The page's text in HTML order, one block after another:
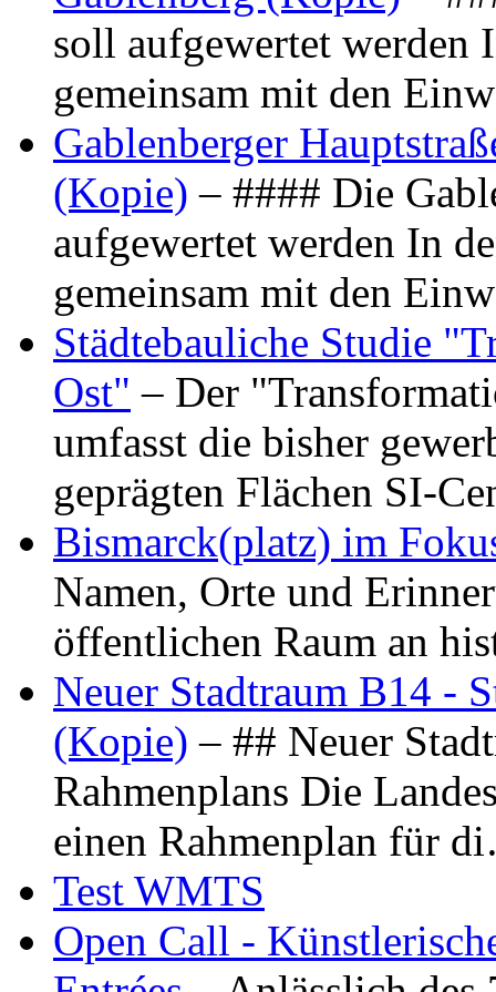
soll aufgewertet werden
gemeinsam mit den
Gablenberger
(Kopie) – #### Die
aufgewertet werden In
gemeinsam mit den
Städtebauliche Studie
Ost" – Der
umfasst die bisher
geprägten Flächen SI-
Bismarck(platz) im
Namen, Orte und
öffentlichen Raum an
Neuer Stadtraum B14 -
(Kopie) – ## Neuer
Rahmenplans Die
einen Rahmenplan für
Test WMTS
Open Call -